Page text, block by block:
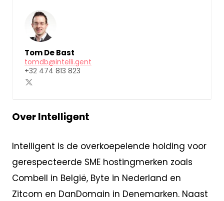
Tom De Bast
tomdb@intelli.gent
+32 474 813 823
Over Intelligent
Intelligent is de overkoepelende holding voor
gerespecteerde SME hostingmerken zoals
Combell in België, Byte in Nederland en
Zitcom en DanDomain in Denemarken. Naast